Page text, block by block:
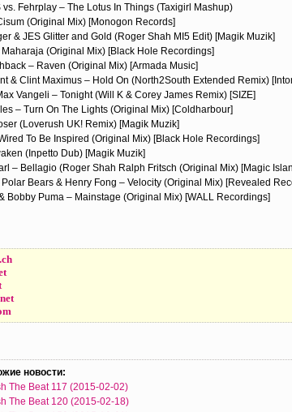
vs. Fehrplay – The Lotus In Things (Taxigirl Mashup)
(Original Mix) [Monogon Records]
& JES Glitter and Gold (Roger Shah MI5 Edit) [Magik Muzik]
(Original Mix) [Black Hole Recordings]
– Raven (Original Mix) [Armada Music]
& Clint Maximus – Hold On (North2South Extended Remix)
Vangeli – Tonight (Will K & Corey James Remix) [SIZE]
– Turn On The Lights (Original Mix) [Coldharbour]
(Loverush UK! Remix) [Magik Muzik]
To Be Inspired (Original Mix) [Black Hole Recordings]
(Inpetto Dub) [Magik Muzik]
– Bellagio (Roger Shah Ralph Fritsch (Original Mix) [Magic
Polar Bears & Henry Fong – Velocity (Original Mix) [Revealed
Bobby Puma – Mainstage (Original Mix) [WALL Recordings]
новости:
The Beat 117 (2015-02-02)
The Beat 120 (2015-02-18)